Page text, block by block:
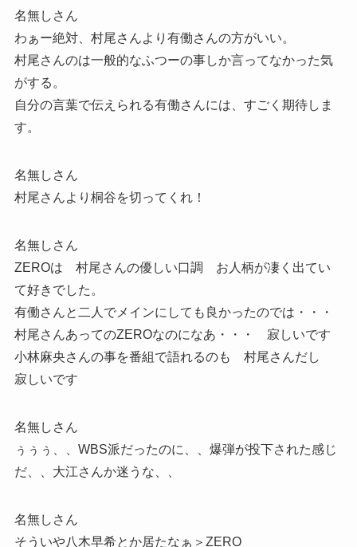
名無しさん
わぁー絶対、村尾さんより有働さんの方がいい。
村尾さんのは一般的なふつーの事しか言ってなかった気
がする。
自分の言葉で伝えられる有働さんには、すごく期待しま
す。
名無しさん
村尾さんより桐谷を切ってくれ！
名無しさん
ZEROは 村尾さんの優しい口調 お人柄が凄く出てい
て好きでした。
有働さんと二人でメインにしても良かったのでは・・・
村尾さんあってのZEROなのになあ・・・ 寂しいです
小林麻央さんの事を番組で語れるのも 村尾さんだし
寂しいです
名無しさん
ぅぅぅ、、WBS派だったのに、、爆弾が投下された感じ
だ、、大江さんか迷うな、、
名無しさん
そういや八木早希とか居たなぁ＞ZERO